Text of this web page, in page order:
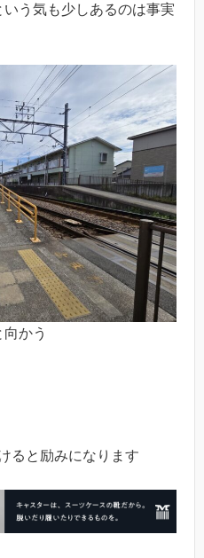
う気も少しあるのは事実
かう
ると励みになります